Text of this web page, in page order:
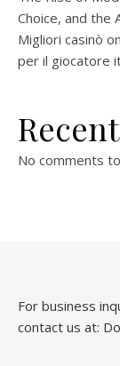
Choice, and the
Migliori casinò
per il giocatore
No comments
For business
contact us at: